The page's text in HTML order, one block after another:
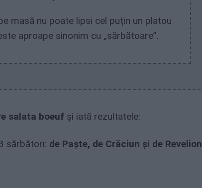
masă nu poate lipsi cel puțin un platou
aproape sinonim cu „sărbătoare”.
salata boeuf și iată rezultatele:
sărbători: de Paște, de Crăciun și de Revelion